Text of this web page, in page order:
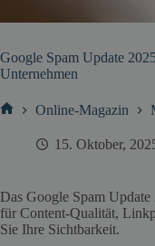
Google Spam Update
Unternehmen
Online-Magazin
15. Oktober,
Das Google Spam
für Content-Qualität,
Sie Ihre Sichtbarkeit.